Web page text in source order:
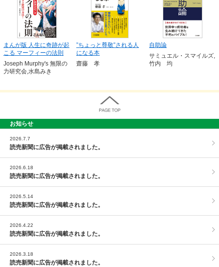
まんが版 人生に奇跡が起
こる マーフィーの法則
Joseph Murphy's 無限の
力研究会,水島みき
”ちょっと尊敬”される人
になる本
齋藤 孝
自助論
サミュエル・スマイルズ,
竹内 均
お知らせ
2026.7.7
読売新聞に広告が掲載されました。
2026.6.18
読売新聞に広告が掲載されました。
2026.5.14
読売新聞に広告が掲載されました。
2026.4.22
読売新聞に広告が掲載されました。
2026.3.18
読売新聞に広告が掲載されました。
PAGE TOP